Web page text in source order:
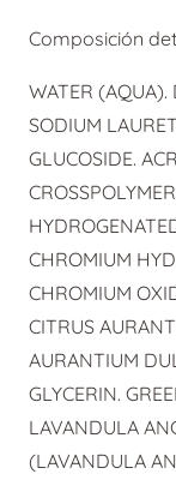
Composición
WATER (AQUA).
SODIUM
GLUCOSIDE.
CHROMIUM
CHROMIUM
CITRUS
AURANTIUM
GLYCERIN.
LAVANDULA
(LAVANDULA